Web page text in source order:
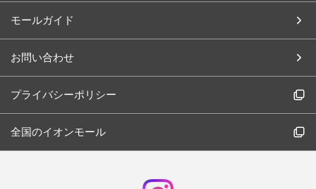
モールガイド
お問い合わせ
プライバシーポリシー
全国のイオンモール